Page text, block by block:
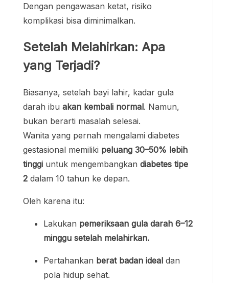
Dengan pengawasan ketat, risiko
komplikasi bisa diminimalkan.
Setelah Melahirkan: Apa
yang Terjadi?
Biasanya, setelah bayi lahir, kadar gula
darah ibu akan kembali normal. Namun,
bukan berarti masalah selesai.
Wanita yang pernah mengalami diabetes
gestasional memiliki peluang 30–50% lebih
tinggi untuk mengembangkan diabetes tipe
2 dalam 10 tahun ke depan.
Oleh karena itu:
Lakukan pemeriksaan gula darah 6–12
minggu setelah melahirkan.
Pertahankan berat badan ideal dan
pola hidup sehat.